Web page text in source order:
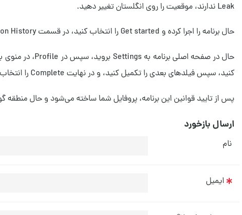
Leak ندارند، موقعیت را روی انگلستان تغییر دهید.
حال برنامه را اجرا کرده و Get started را انتخاب کنید، در قسمت Location History، گزینه‌ی No, thanks را انتخاب کنید.
کنید، سپس فیلدهای بعدی را تکمیل کنید، و در نهایت Complete را انتخاب کنید.
پس از تایید قوانین این برنامه، پروفایل شما ساخته می‌شود و حال منطقه
ارسال بازخورد
نام
ایمیل